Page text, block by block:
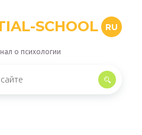
SCHOOL RU
о психологии